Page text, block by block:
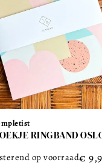
RINGBAND
op voorraad€